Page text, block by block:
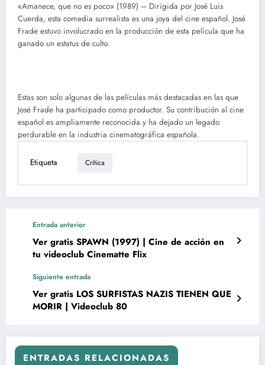
«Amanece, que no es poco» (1989) – Dirigida por José Luis
Cuerda, esta comedia surrealista es una joya del cine español. José
Frade estuvo involucrado en la producción de esta película que ha
ganado un estatus de culto.
Estas son solo algunas de las películas más destacadas en las que
José Frade ha participado como productor. Su contribución al cine
español es ampliamente reconocida y ha dejado un legado
perdurable en la industria cinematográfica española.
Etiqueta Crítica
Entrada anterior
Ver gratis SPAWN (1997) | Cine de acción en
tu videoclub Cinematte Flix
Siguiente entrada
Ver gratis LOS SURFISTAS NAZIS TIENEN QUE
MORIR | Videoclub 80
ENTRADAS RELACIONADAS